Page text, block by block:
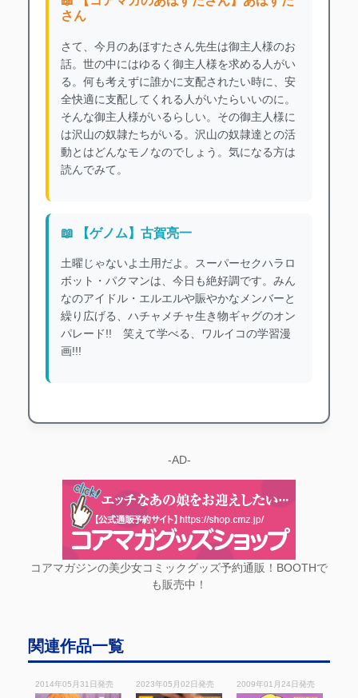
さん
さて、今月のあほすたさん先生は御主人様のお
話。世の中にはゆるく御主人様を求める人がい
る。何も考えずに誰かに支配されたい時に、安
全快適に支配してくれる人がいたらいいのに。
そんな御主人様がいるらしい。その御主人様に
は沢山の奴隷たちがいる。沢山の奴隷達との活
動とはどんなモノなのでしょう。気になる方は
読んでみて。
📖 【ゲノム】古賀亮一
土曜じゃないよ土用だよ。スーパーセクハラロ
ボット・パクマンは、今日も絶好調です。みん
なのアイドル・エルエルや賑やかなメンバーと
繰り広げる、ハチャメチャ生き物ギャグのオン
パレード!! 笑えて学べる、ワルイコの学習漫
画!!!
-AD-
コアマガジンの美少女コミックグッズ予約通販！BOOTHで
も販売中！
関連作品一覧
2014年05月31日 発売 2023年05月02日 発売 2009年01月24日 発売